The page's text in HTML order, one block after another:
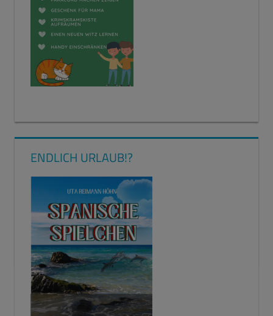
ENDLICH URLAUB!?